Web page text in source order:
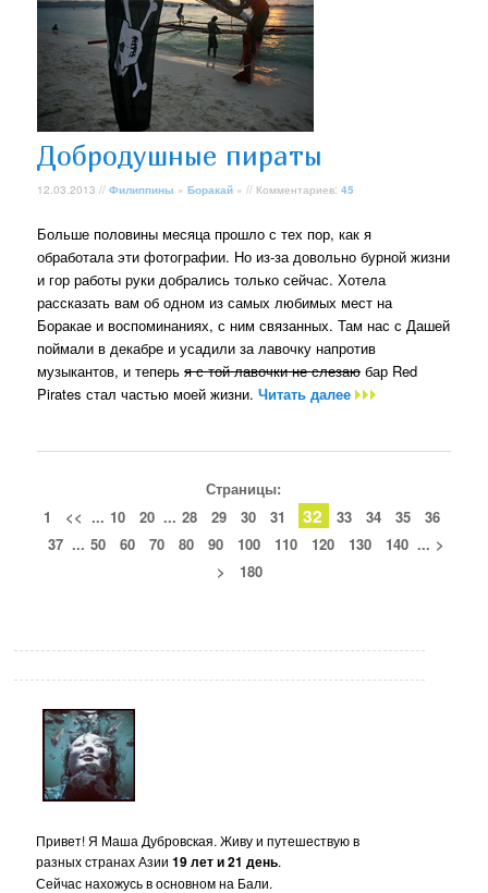
Добродушные пираты
12.03.2013 //Филиппины »Боракай » // Комментариев:45
Больше половины месяца прошло с тех пор, как я
обработала эти фотографии. Но из-за довольно бурной жизни
и гор работы руки добрались только сейчас. Хотела
рассказать вам об одном из самых любимых мест на
Боракае и воспоминаниях, с ним связанных. Там нас с Дашей
поймали в декабре и усадили за лавочку напротив
музыкантов, и теперья с той лавочки не слезаю бар Red
Pirates стал частью моей жизни.Читать далее
Страницы:
1
<< ... 10 20 ... 28 29 30 31 32 33 34 35
36
37 ... 50 60 70 80 90 100 110 120 130 140 ... >
>
180
Привет! Я Маша Дубровская. Живу и путешествую в
разных странах Азии19 лет и 21 день.
Сейчас нахожусь в основном на Бали.